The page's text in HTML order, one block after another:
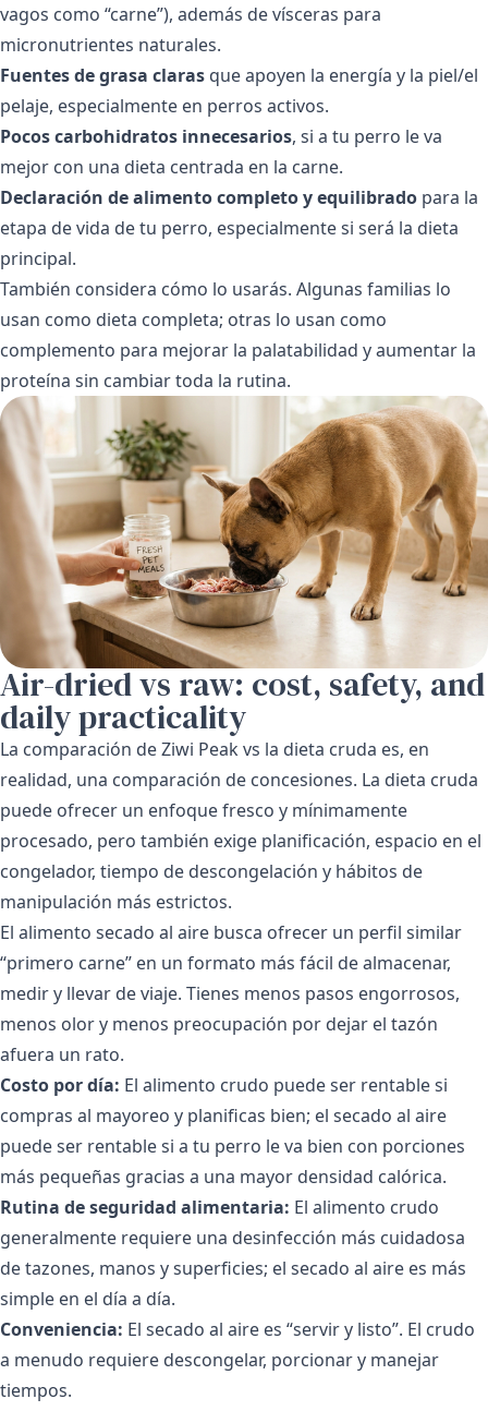
vagos como “carne”), además de vísceras para
micronutrientes naturales.
Fuentes de grasa claras que apoyen la energía y la piel/el
pelaje, especialmente en perros activos.
Pocos carbohidratos innecesarios, si a tu perro le va
mejor con una dieta centrada en la carne.
Declaración de alimento completo y equilibrado para la
etapa de vida de tu perro, especialmente si será la dieta
principal.
También considera cómo lo usarás. Algunas familias lo
usan como dieta completa; otras lo usan como
complemento para mejorar la palatabilidad y aumentar la
proteína sin cambiar toda la rutina.
Air-dried vs raw: cost, safety, and
daily practicality
La comparación de Ziwi Peak vs la dieta cruda es, en
realidad, una comparación de concesiones. La dieta cruda
puede ofrecer un enfoque fresco y mínimamente
procesado, pero también exige planificación, espacio en el
congelador, tiempo de descongelación y hábitos de
manipulación más estrictos.
El alimento secado al aire busca ofrecer un perfil similar
“primero carne” en un formato más fácil de almacenar,
medir y llevar de viaje. Tienes menos pasos engorrosos,
menos olor y menos preocupación por dejar el tazón
afuera un rato.
Costo por día: El alimento crudo puede ser rentable si
compras al mayoreo y planificas bien; el secado al aire
puede ser rentable si a tu perro le va bien con porciones
más pequeñas gracias a una mayor densidad calórica.
Rutina de seguridad alimentaria: El alimento crudo
generalmente requiere una desinfección más cuidadosa
de tazones, manos y superficies; el secado al aire es más
simple en el día a día.
Conveniencia: El secado al aire es “servir y listo”. El crudo
a menudo requiere descongelar, porcionar y manejar
tiempos.